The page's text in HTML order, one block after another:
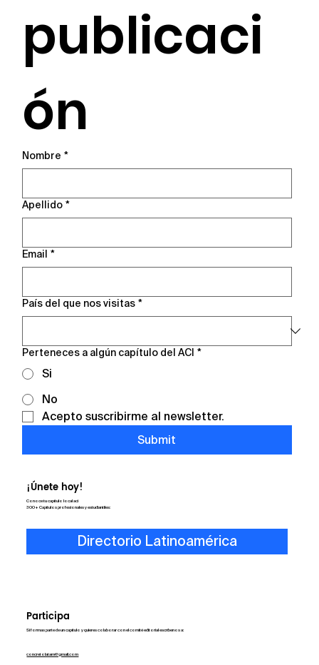
publicaci
ón
Nombre *
Apellido *
Email *
País del que nos visitas *
Perteneces a algún capítulo del ACI *
Si
No
Acepto suscribirme al newsletter.
Submit
¡Únete hoy!
Conoce tu capítulo local aci
300+ Capítulos profesionales y estudiantiles:
Directorio Latinoamérica
Participa
Si formas parte de un capítulo y quieres colaborar con el comité editorial escríbenos a:
concretolatam@gmail.com